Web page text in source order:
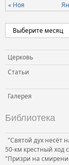
« Ноя
Церковь
Статьи
Галерея
Библиотека
"Святой дух несёт
50-км крестный ход
"Призри на